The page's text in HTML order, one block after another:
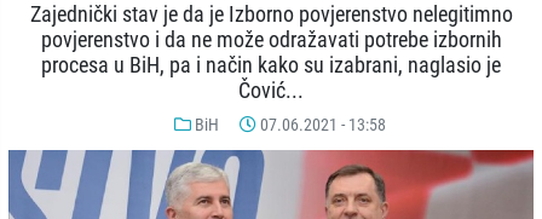
Zajednički stav je da je Izborno povjerenstvo nelegitimno
povjerenstvo i da ne može odražavati potrebe izbornih
procesa u BiH, pa i način kako su izabrani, naglasio je
Čović...
BiH 07.06.2021 - 13:58